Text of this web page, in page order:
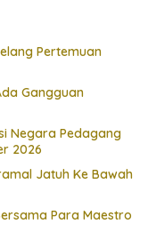
Pertemuan
Gangguan
Negara Pedagang
2026
Jatuh Ke Bawah
Para Maestro